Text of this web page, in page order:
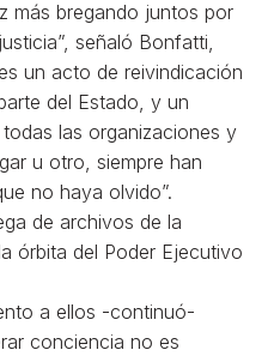
más bregando juntos por
señaló Bonfatti,
un acto de reivindicación
del Estado, y un
las organizaciones y
u otro, siempre han
no haya olvido”.
de archivos de la
órbita del Poder Ejecutivo
a ellos -continuó-
conciencia no es